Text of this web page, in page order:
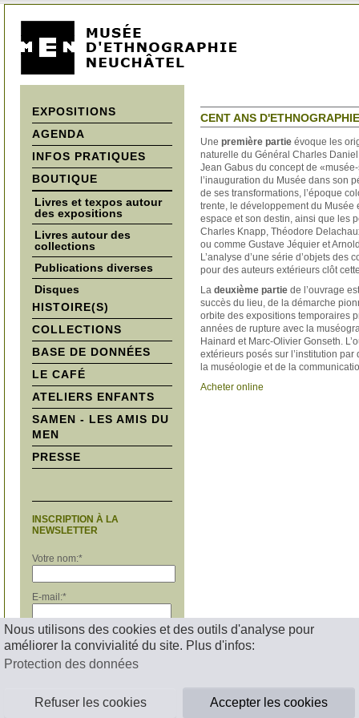
Nous utilisons des cookies et des outils d'analyse pour
améliorer la convivialité du site. Plus d'infos:
Protection des données
Refuser les cookies Accepter les cookies
EXPOSITIONS
AGENDA
INFOS PRATIQUES
BOUTIQUE
Livres et texpos autour
des expositions
Livres autour des
collections
Publications diverses
Disques
HISTOIRE(S)
COLLECTIONS
BASE DE DONNÉES
LE CAFÉ
ATELIERS ENFANTS
SAMEN - LES AMIS DU
MEN
PRESSE
INSCRIPTION À LA
NEWSLETTER
Votre nom:*
E-mail:*
S'inscrire
Mentions légales
CENT ANS
Une première partie évoque les
naturelle du Général Charles
Jean Gabus du concept de
l’inauguration du Musée dans son
de ses transformations, l’époque
trente, le développement du Musée
espace et son destin, ainsi que les
Charles Knapp, Théodore
ou comme Gustave Jéquier et
L’analyse d’une série d’objets
pour des auteurs extérieurs clôt
La deuxième partie de l’ouvrage
succès du lieu, de la démarche
orbite des expositions temporaires
années de rupture avec la
Hainard et Marc-Olivier Gonseth.
extérieurs posés sur l’institution
la muséologie et de la
Acheter online